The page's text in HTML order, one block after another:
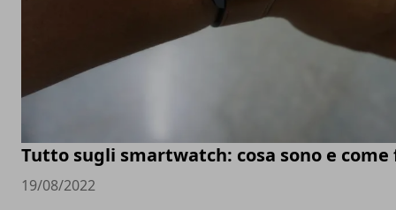
Tutto sugli smartwatch: cosa sono e
19/08/2022